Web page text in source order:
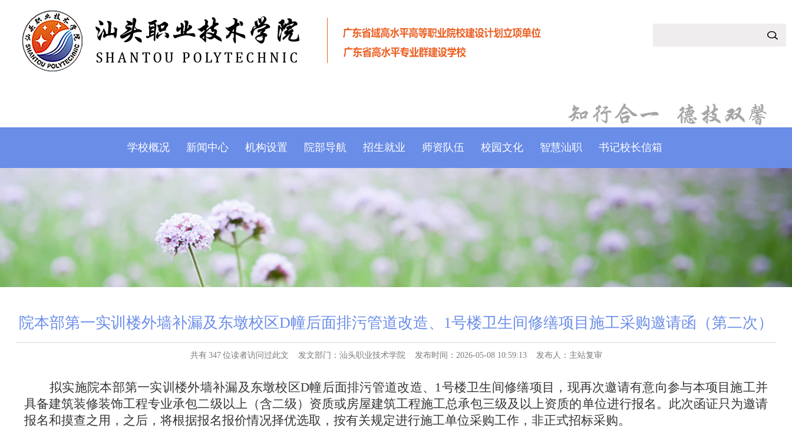
学校概况 新闻中心 机构设置 院部导航 招生就业 师资队伍 校园文化 智慧汕职 书记校长信箱
院本部第一实训楼外墙补漏及东墩校区D幢后面排污管道改造、1号楼卫生间修缮项目施工采购邀请函（第二次）
共有 347 位读者访问过此文 发文部门：汕头职业技术学院 发布时间：2026-05-08 10:59:13 发布人：主站复审
拟实施院本部第一实训楼外墙补漏及东墩校区D幢后面排污管道改造、1号楼卫生间修缮项目，现再次邀请有意向参与本项目施工并
具备建筑装修装饰工程专业承包二级以上（含二级）资质或房屋建筑工程施工总承包三级及以上资质的单位进行报名 。 此次函证只为邀请
报名和摸查之用， 之后，将根据报名报价情况择优选取，按有关规定进行施工单位采购工作 ， 非正式招标采购。